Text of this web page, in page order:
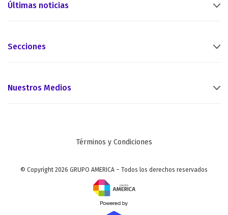
Últimas noticias
Secciones
Nuestros Medios
Términos y Condiciones
© Copyright 2026 GRUPO AMERICA – Todos los derechos reservados